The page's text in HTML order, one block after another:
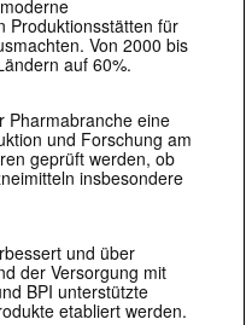
Produktionsstätten für
Von 2000 bis
auf 60%.
Pharmabranche eine
und Forschung am
geprüft werden, ob
insbesondere
und über
der Versorgung mit
BPI unterstützte
etabliert werden.